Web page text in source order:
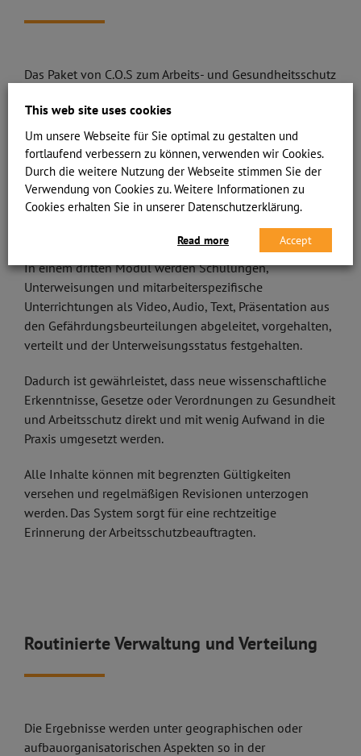
Das Paket von C.O.S zum Arbeits- und Gesundheitsschutz
für Gefährdungsbeurteilung und für
Betriebsanweisungen. In einem Modul werden
Gefährdungslagen nach einzelnen Faktoren strukturiert
für jeden Arbeitsplatz, Standort oder Bereich (Personen-,
tätigkeits- oder arbeitsbereichsbezogen) erfasst. In einem
weiteren Modul werden Gesetze und Normen abgelegt
und die automatisiert erstellten Betriebsanweisungen
abgestimmt, autorisiert und in die Organisation verteilt.
In einem dritten Modul werden Schulungen,
Unterweisungen und mitarbeiterspezifische
Unterrichtungen als Video, Audio, Text, Präsentation aus
den Gefährdungsbeurteilungen abgeleitet, vorgehalten,
verteilt und der Unterweisungsstatus festgehalten.
Dadurch ist gewährleistet, dass neue wissenschaftliche
Erkenntnisse, Gesetze oder Verordnungen zu Gesundheit
und Arbeitsschutz direkt und mit wenig Aufwand in die
Praxis umgesetzt werden.
Alle Inhalte können mit begrenzten Gültigkeiten
versehen und regelmäßigen Revisionen unterzogen
werden. Das System sorgt für eine rechtzeitige
Erinnerung der Arbeitsschutzbeauftragten.
Routinierte Verwaltung und Verteilung
Die Ergebnisse werden unter geographischen oder
aufbauorganisatorischen Aspekten so in der
This web site uses cookies
Um unsere Webseite für Sie optimal zu gestalten und
fortlaufend verbessern zu können, verwenden wir Cookies.
Durch die weitere Nutzung der Webseite stimmen Sie der
Verwendung von Cookies zu. Weitere Informationen zu
Cookies erhalten Sie in unserer Datenschutzerklärung.
Read more Accept